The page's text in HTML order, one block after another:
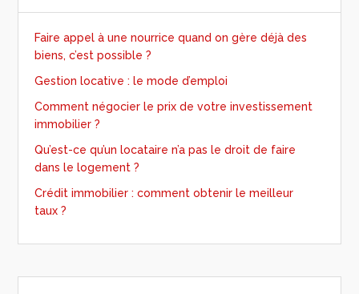
Faire appel à une nourrice quand on gère déjà des
biens, c’est possible ?
Gestion locative : le mode d’emploi
Comment négocier le prix de votre investissement
immobilier ?
Qu’est-ce qu’un locataire n’a pas le droit de faire
dans le logement ?
Crédit immobilier : comment obtenir le meilleur
taux ?